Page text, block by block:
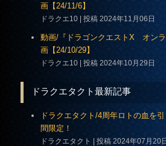
画【24/11/6】
ドラクエ10 投稿 2024年11月06日
動画/『ドラゴンクエストX オン
画【24/10/29】
ドラクエ10 投稿 2024年10月29日
ドラクエタクト最新記事
ドラクエタクト/4周年ロトの血を
間限定！
ドラクエタクト 投稿 2024年07月20日